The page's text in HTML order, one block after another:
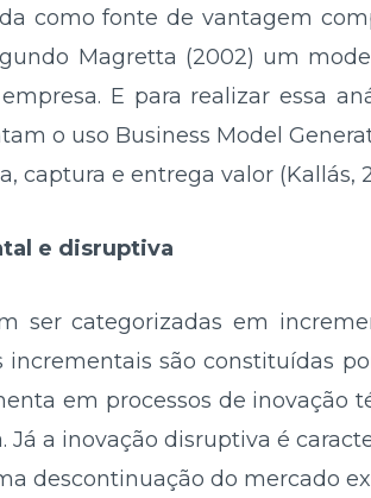
como fonte de vantagem
Magretta (2002) um
E para realizar essa
o uso Business Model
captura e entrega valor (Kallás,
e disruptiva
ser categorizadas em
são constituídas
em processos de inovação
Já a inovação disruptiva é
descontinuação do mercado